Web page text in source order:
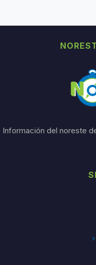
Información del noreste